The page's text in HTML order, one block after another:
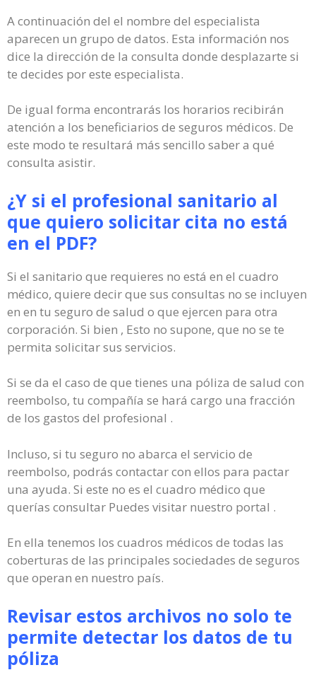
A continuación del el nombre del especialista
aparecen un grupo de datos. Esta información nos
dice la dirección de la consulta donde desplazarte si
te decides por este especialista.
De igual forma encontrarás los horarios recibirán
atención a los beneficiarios de seguros médicos. De
este modo te resultará más sencillo saber a qué
consulta asistir.
¿Y si el profesional sanitario al
que quiero solicitar cita no está
en el PDF?
Si el sanitario que requieres no está en el cuadro
médico, quiere decir que sus consultas no se incluyen
en en tu seguro de salud o que ejercen para otra
corporación. Si bien , Esto no supone, que no se te
permita solicitar sus servicios.
Si se da el caso de que tienes una póliza de salud con
reembolso, tu compañía se hará cargo una fracción
de los gastos del profesional .
Incluso, si tu seguro no abarca el servicio de
reembolso, podrás contactar con ellos para pactar
una ayuda. Si este no es el cuadro médico que
querías consultar Puedes visitar nuestro portal .
En ella tenemos los cuadros médicos de todas las
coberturas de las principales sociedades de seguros
que operan en nuestro país.
Revisar estos archivos no solo te
permite detectar los datos de tu
póliza